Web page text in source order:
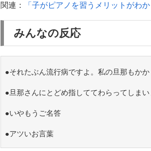
関連： 「子がピアノを習うメリットがわ
みんなの反応
●それたぶん流行病ですよ。私の旦那もか
●旦那さんにとどめ指しててわらってしま
●いやもうご名答
●アツいお言葉